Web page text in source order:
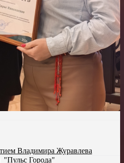
Владимира Журавлева
"Пульс Города"